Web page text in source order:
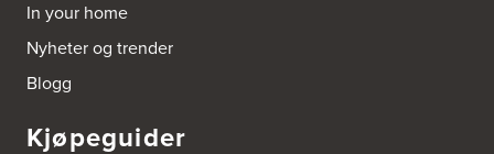
In your home
Nyheter og trender
Blogg
Kjøpeguider